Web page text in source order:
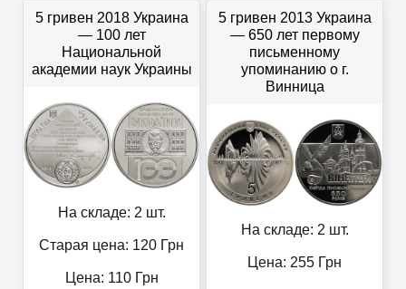
5 гривен 2018 Украина
— 100 лет
Национальной
академии наук Украины
На складе: 2 шт.
Старая цена: 120 Грн
Цена: 110Грн
5 гривен 2013 Украина
— 650 лет первому
письменному
упоминанию о г.
Винница
На складе: 2 шт.
Цена: 255 Грн